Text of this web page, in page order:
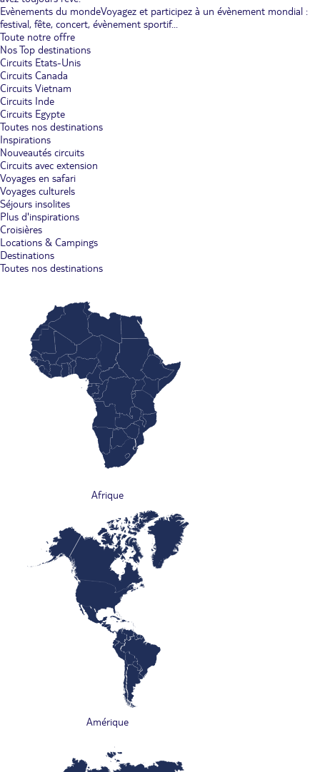
Evènements du mondeVoyagez et participez à un évènement mondial :
festival, fête, concert, évènement sportif...
Toute notre offre
Nos Top destinations
Circuits Etats-Unis
Circuits Canada
Circuits Vietnam
Circuits Inde
Circuits Egypte
Toutes nos destinations
Inspirations
Nouveautés circuits
Circuits avec extension
Voyages en safari
Voyages culturels
Séjours insolites
Plus d'inspirations
Croisières
Locations & Campings
Destinations
Toutes nos destinations
Afrique
Amérique